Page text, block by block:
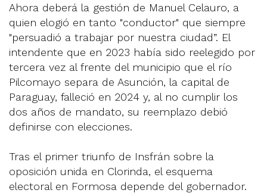
Ahora deberá la gestión de Manuel Celauro, a
quien elogió en tanto "conductor" que siempre
"persuadió a trabajar por nuestra ciudad”. El
intendente que en 2023 había sido reelegido por
tercera vez al frente del municipio que el río
Pilcomayo separa de Asunción, la capital de
Paraguay, falleció en 2024 y, al no cumplir los
dos años de mandato, su reemplazo debió
definirse con elecciones.
Tras el primer triunfo de Insfrán sobre la
oposición unida en Clorinda, el esquema
electoral en Formosa depende del gobernador.